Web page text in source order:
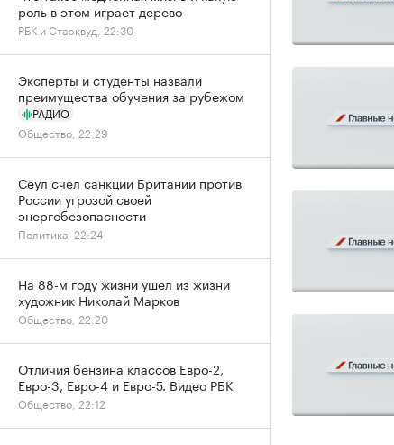
роль в этом играет дерево
РБК и Старквуд, 22:30
Эксперты и студенты назвали
преимущества обучения за рубежом
РАДИО
Общество, 22:29
Сеул счел санкции Британии против
России угрозой своей
энергобезопасности
Политика, 22:24
На 88-м году жизни ушел из жизни
художник Николай Марков
Общество, 22:20
Отличия бензина классов Евро-2,
Евро-3, Евро-4 и Евро-5. Видео РБК
Общество, 22:12